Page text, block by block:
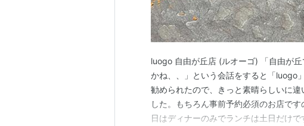
luogo 自由が丘店 (ルオーゴ) 「自由が
かね、、」という会話をすると「luogo
勧められたので、きっと素晴らしいに
した。もちろん事前予約必須のお店で
日はディナーのみでランチは土日だけ